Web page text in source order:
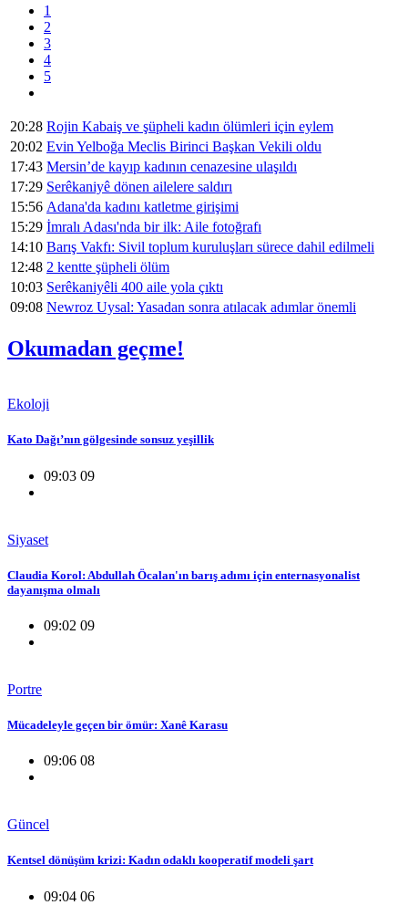
1
2
3
4
5
20:28 Rojin Kabaiş ve şüpheli kadın ölümleri için eylem
20:02 Evin Yelboğa Meclis Birinci Başkan Vekili oldu
17:43 Mersin’de kayıp kadının cenazesine ulaşıldı
17:29 Serêkaniyê dönen ailelere saldırı
15:56 Adana'da kadını katletme girişimi
15:29 İmralı Adası'nda bir ilk: Aile fotoğrafı
14:10 Barış Vakfı: Sivil toplum kuruluşları sürece dahil edilmeli
12:48 2 kentte şüpheli ölüm
10:03 Serêkaniyêli 400 aile yola çıktı
09:08 Newroz Uysal: Yasadan sonra atılacak adımlar önemli
Okumadan geçme!
Ekoloji
Kato Dağı’nın gölgesinde sonsuz yeşillik
09:03 09
Siyaset
Claudia Korol: Abdullah Öcalan'ın barış adımı için enternasyonalist
dayanışma olmalı
09:02 09
Portre
Mücadeleyle geçen bir ömür: Xanê Karasu
09:06 08
Güncel
Kentsel dönüşüm krizi: Kadın odaklı kooperatif modeli şart
09:04 06